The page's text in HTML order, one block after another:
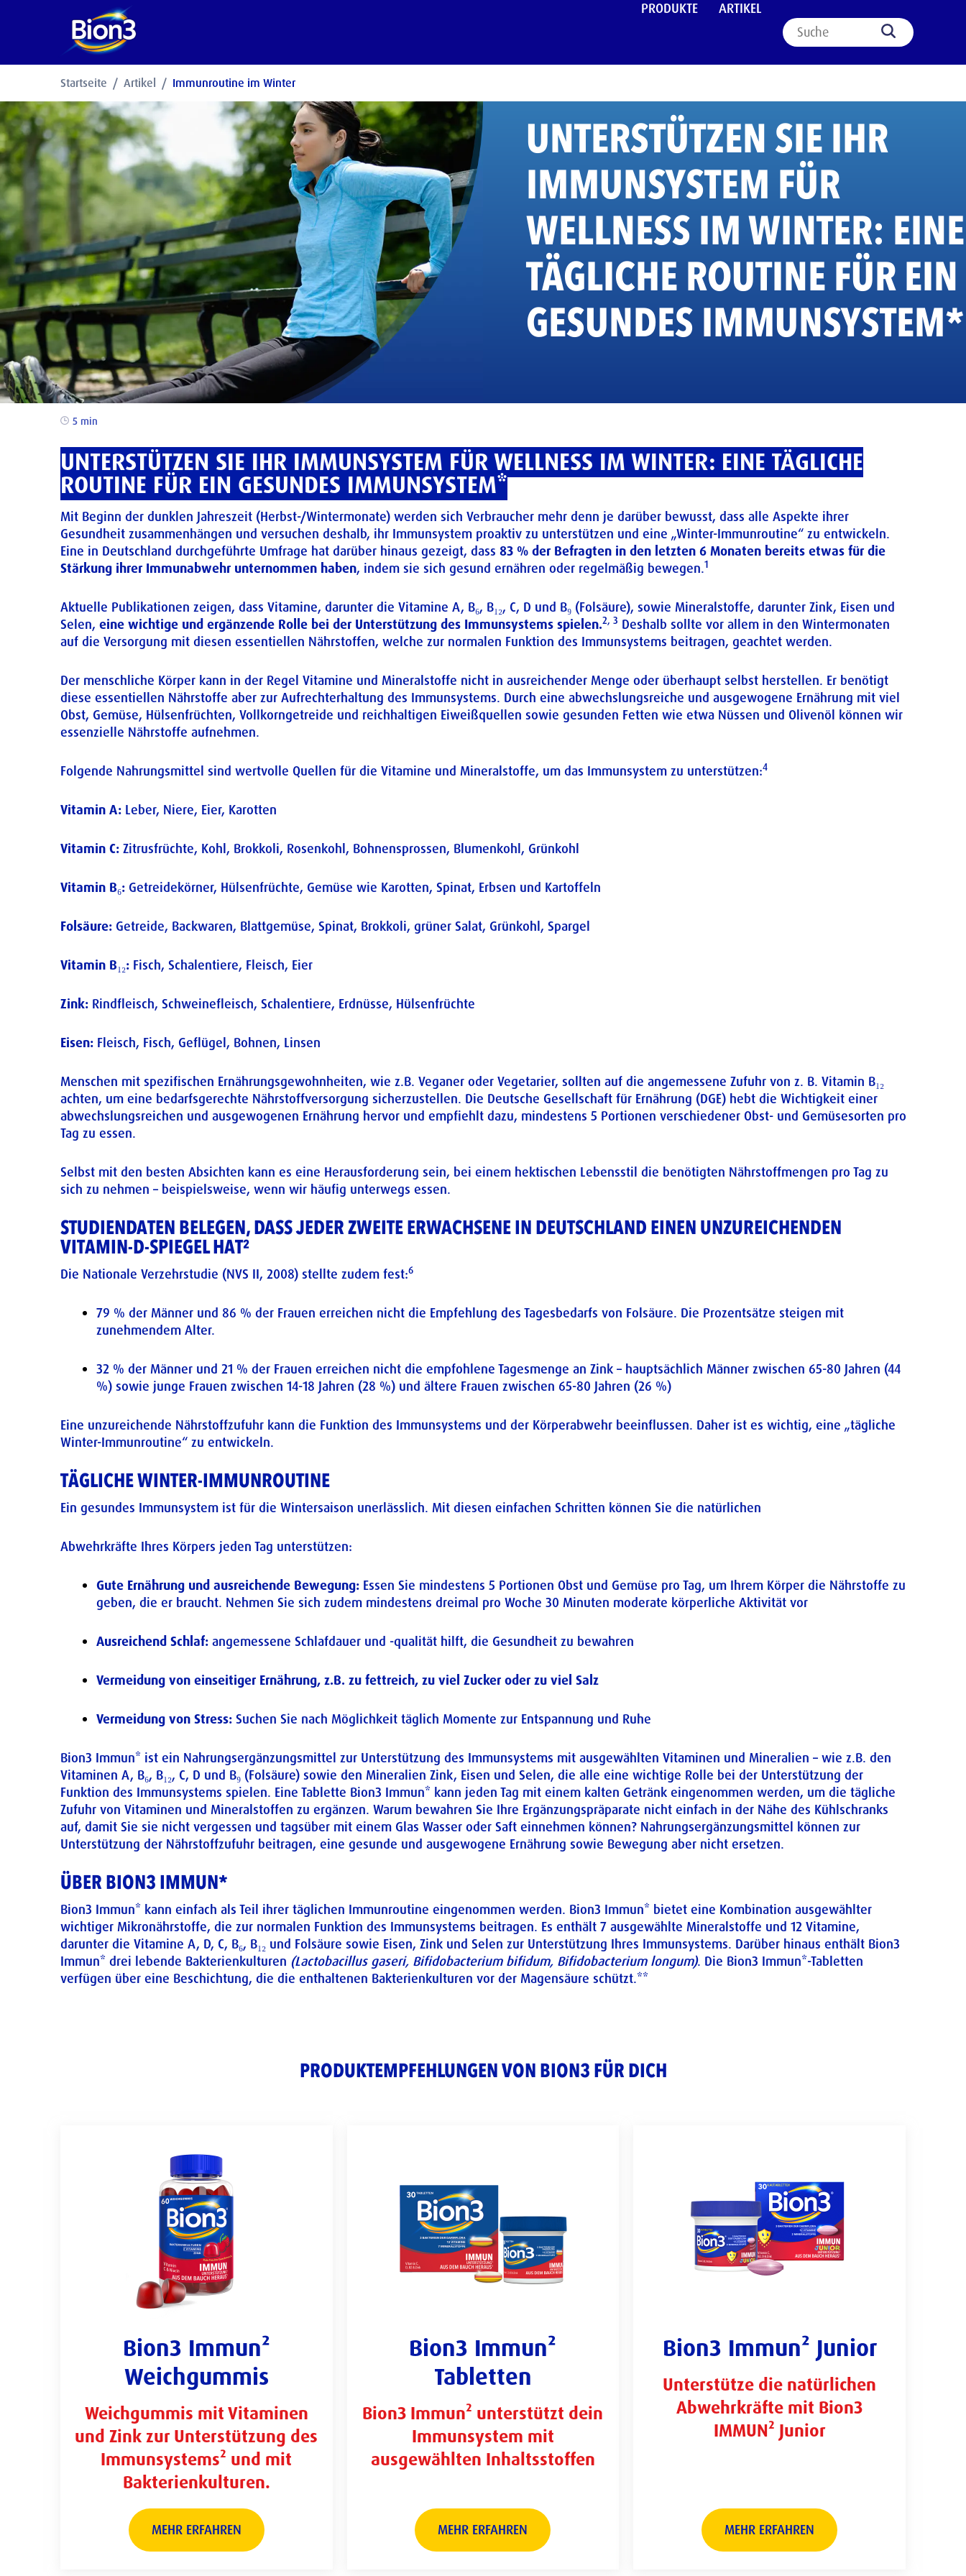
PRODUKTE ARTIKEL
Startseite Artikel Immunroutine im Winter
UNTERSTÜTZEN SIE IHR
IMMUNSYSTEM FÜR
WELLNESS IM WINTER: EINE
TÄGLICHE ROUTINE FÜR EIN
GESUNDES IMMUNSYSTEM*
5 min
UNTERSTÜTZEN SIE IHR IMMUNSYSTEM FÜR WELLNESS IM WINTER: EINE TÄGLICHE
ROUTINE FÜR EIN GESUNDES IMMUNSYSTEM*
Mit Beginn der dunklen Jahreszeit (Herbst-/Wintermonate) werden sich Verbraucher mehr denn je darüber bewusst, dass alle Aspekte ihrer
Gesundheit zusammenhängen und versuchen deshalb, ihr Immunsystem proaktiv zu unterstützen und eine „Winter-Immunroutine“ zu entwickeln.
Eine in Deutschland durchgeführte Umfrage hat darüber hinaus gezeigt, dass 83 % der Befragten in den letzten 6 Monaten bereits etwas für die
Stärkung ihrer Immunabwehr unternommen haben, indem sie sich gesund ernähren oder regelmäßig bewegen.1
Aktuelle Publikationen zeigen, dass Vitamine, darunter die Vitamine A, B₆, B₁₂, C, D und B₉ (Folsäure), sowie Mineralstoffe, darunter Zink, Eisen und
Selen, eine wichtige und ergänzende Rolle bei der Unterstützung des Immunsystems spielen.2, 3 Deshalb sollte vor allem in den Wintermonaten
auf die Versorgung mit diesen essentiellen Nährstoffen, welche zur normalen Funktion des Immunsystems beitragen, geachtet werden.
Der menschliche Körper kann in der Regel Vitamine und Mineralstoffe nicht in ausreichender Menge oder überhaupt selbst herstellen. Er benötigt
diese essentiellen Nährstoffe aber zur Aufrechterhaltung des Immunsystems. Durch eine abwechslungsreiche und ausgewogene Ernährung mit viel
Obst, Gemüse, Hülsenfrüchten, Vollkorngetreide und reichhaltigen Eiweißquellen sowie gesunden Fetten wie etwa Nüssen und Olivenöl können wir
essenzielle Nährstoffe aufnehmen.
Folgende Nahrungsmittel sind wertvolle Quellen für die Vitamine und Mineralstoffe, um das Immunsystem zu unterstützen:4
Vitamin A: Leber, Niere, Eier, Karotten
Vitamin C:Zitrusfrüchte, Kohl, Brokkoli, Rosenkohl, Bohnensprossen, Blumenkohl, Grünkohl
Vitamin B₆:Getreidekörner, Hülsenfrüchte, Gemüse wie Karotten, Spinat, Erbsen und Kartoffeln
Folsäure:Getreide, Backwaren, Blattgemüse, Spinat, Brokkoli, grüner Salat, Grünkohl, Spargel
Vitamin B₁₂:Fisch, Schalentiere, Fleisch, Eier
Zink:Rindfleisch, Schweinefleisch, Schalentiere, Erdnüsse, Hülsenfrüchte
Eisen:Fleisch, Fisch, Geflügel, Bohnen, Linsen
Menschen mit spezifischen Ernährungsgewohnheiten, wie z.B. Veganer oder Vegetarier, sollten auf die angemessene Zufuhr von z. B. Vitamin B₁₂
achten, um eine bedarfsgerechte Nährstoffversorgung sicherzustellen. Die Deutsche Gesellschaft für Ernährung (DGE) hebt die Wichtigkeit einer
abwechslungsreichen und ausgewogenen Ernährung hervor und empfiehlt dazu, mindestens 5 Portionen verschiedener Obst- und Gemüsesorten pro
Tag zu essen.
Selbst mit den besten Absichten kann es eine Herausforderung sein, bei einem hektischen Lebensstil die benötigten Nährstoffmengen pro Tag zu
sich zu nehmen – beispielsweise, wenn wir häufig unterwegs essen.
STUDIENDATEN BELEGEN, DASS JEDER ZWEITE ERWACHSENE IN DEUTSCHLAND EINEN UNZUREICHENDEN
VITAMIN-D-SPIEGEL HAT²
Die Nationale Verzehrstudie (NVS II, 2008) stellte zudem fest:6
79 % der Männer und 86 % der Frauen erreichen nicht die Empfehlung des Tagesbedarfs von Folsäure. Die Prozentsätze steigen mit
zunehmendem Alter.
32 % der Männer und 21 % der Frauen erreichen nicht die empfohlene Tagesmenge an Zink – hauptsächlich Männer zwischen 65-80 Jahren (44
%) sowie junge Frauen zwischen 14-18 Jahren (28 %) und ältere Frauen zwischen 65-80 Jahren (26 %)
Eine unzureichende Nährstoffzufuhr kann die Funktion des Immunsystems und der Körperabwehr beeinflussen. Daher ist es wichtig, eine „tägliche
Winter-Immunroutine“ zu entwickeln.
TÄGLICHE WINTER-IMMUNROUTINE
Ein gesundes Immunsystem ist für die Wintersaison unerlässlich. Mit diesen einfachen Schritten können Sie die natürlichen
Abwehrkräfte Ihres Körpers jeden Tag unterstützen:
Gute Ernährung und ausreichende Bewegung:Essen Sie mindestens 5 Portionen Obst und Gemüse pro Tag, um Ihrem Körper die Nährstoffe zu
geben, die er braucht. Nehmen Sie sich zudem mindestens dreimal pro Woche 30 Minuten moderate körperliche Aktivität vor
Ausreichend Schlaf:angemessene Schlafdauer und -qualität hilft, die Gesundheit zu bewahren
Vermeidung von einseitiger Ernährung, z.B. zu fettreich, zu viel Zucker oder zu viel Salz
Vermeidung von Stress:Suchen Sie nach Möglichkeit täglich Momente zur Entspannung und Ruhe
Bion3 Immun* ist ein Nahrungsergänzungsmittel zur Unterstützung des Immunsystems mit ausgewählten Vitaminen und Mineralien – wie z.B. den
Vitaminen A, B₆, B₁₂, C, D und B₉ (Folsäure) sowie den Mineralien Zink, Eisen und Selen, die alle eine wichtige Rolle bei der Unterstützung der
Funktion des Immunsystems spielen. Eine Tablette Bion3 Immun* kann jeden Tag mit einem kalten Getränk eingenommen werden, um die tägliche
Zufuhr von Vitaminen und Mineralstoffen zu ergänzen. Warum bewahren Sie Ihre Ergänzungspräparate nicht einfach in der Nähe des Kühlschranks
auf, damit Sie sie nicht vergessen und tagsüber mit einem Glas Wasser oder Saft einnehmen können? Nahrungsergänzungsmittel können zur
Unterstützung der Nährstoffzufuhr beitragen, eine gesunde und ausgewogene Ernährung sowie Bewegung aber nicht ersetzen.
ÜBER BION3 IMMUN*
Bion3 Immun* kann einfach als Teil ihrer täglichen Immunroutine eingenommen werden. Bion3 Immun* bietet eine Kombination ausgewählter
wichtiger Mikronährstoffe, die zur normalen Funktion des Immunsystems beitragen. Es enthält 7 ausgewählte Mineralstoffe und 12 Vitamine,
darunter die Vitamine A, D, C, B₆, B₁₂ und Folsäure sowie Eisen, Zink und Selen zur Unterstützung Ihres Immunsystems. Darüber hinaus enthält Bion3
Immun* drei lebende Bakterienkulturen (Lactobacillus gaseri, Bifidobacterium bifidum, Bifidobacterium longum)​. Die Bion3 Immun*-Tabletten
verfügen über eine Beschichtung, die die enthaltenen Bakterienkulturen vor der Magensäure schützt.**
PRODUKTEMPFEHLUNGEN VON BION3 FÜR DICH
Bion3 Immun²
Weichgummis
Weichgummis mit Vitaminen
und Zink zur Unterstützung des
Immunsystems² und mit
Bakterienkulturen.
MEHR ERFAHREN
Bion3 Immun²
Tabletten
Bion3 Immun² unterstützt dein
Immunsystem mit
ausgewählten Inhaltsstoffen
MEHR ERFAHREN
Bion3 Immun² Junior
Unterstütze die natürlichen
Abwehrkräfte mit Bion3
IMMUN² Junior
MEHR ERFAHREN